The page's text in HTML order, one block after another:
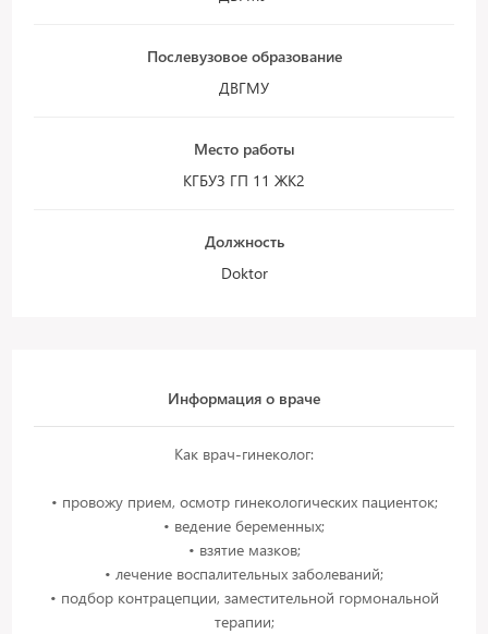
Послевузовое образование
ДВГМУ
Место работы
КГБУЗ ГП 11 ЖК2
Должность
Doktor
Информация о враче
Как врач-гинеколог:
• провожу прием, осмотр гинекологических пациенток;
• ведение беременных;
• взятие мазков;
• лечение воспалительных заболеваний;
• подбор контрацепции, заместительной гормональной
терапии;